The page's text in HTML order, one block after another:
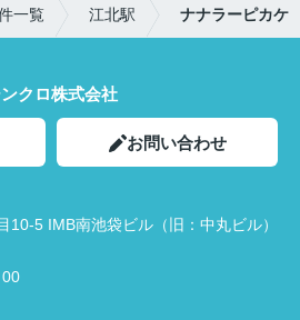
一覧 江北駅 ナナラーピカケ
クロ株式会社
お問い合わせ
10-5 IMB南池袋ビル（旧：中丸ビル）